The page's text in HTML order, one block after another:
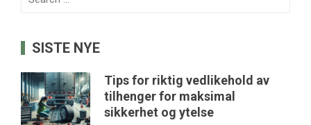
SISTE NYE
Tips for riktig vedlikehold av
tilhenger for maksimal
sikkerhet og ytelse